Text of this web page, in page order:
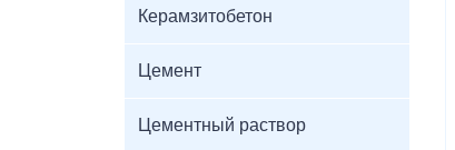
Керамзитобетон
Цемент
Цементный раствор